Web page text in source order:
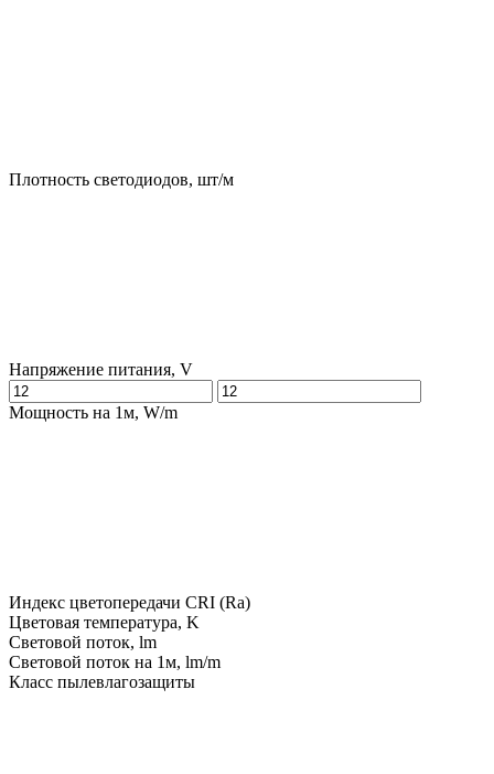
Плотность светодиодов, шт/м
Напряжение питания, V
Мощность на 1м, W/m
Индекс цветопередачи CRI (Ra)
Цветовая температура, K
Световой поток, lm
Световой поток на 1м, lm/m
Класс пылевлагозащиты